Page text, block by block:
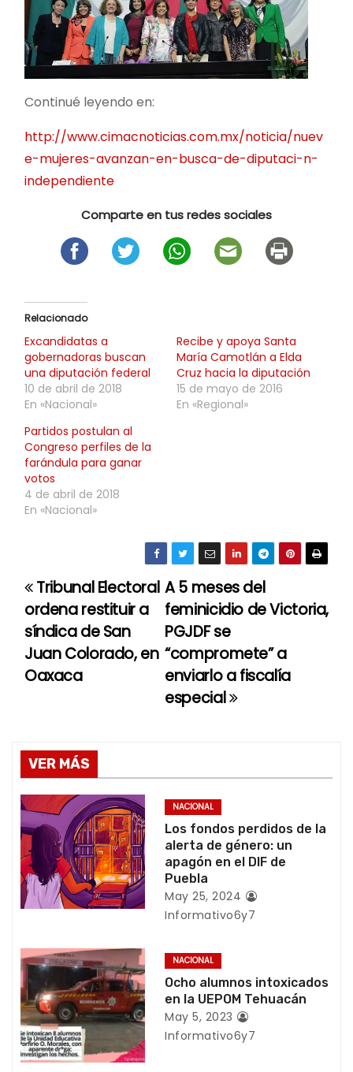
Continué leyendo en:
http://www.cimacnoticias.com.mx/noticia/nuev
e-mujeres-avanzan-en-busca-de-diputaci-n-
independiente
Comparte en tus redes sociales
Relacionado
Excandidatas a
gobernadoras buscan
una diputación federal
10 de abril de 2018
En «Nacional»
Recibe y apoya Santa
María Camotlán a Elda
Cruz hacia la diputación
15 de mayo de 2016
En «Regional»
Partidos postulan al
Congreso perfiles de la
farándula para ganar
votos
4 de abril de 2018
En «Nacional»
N
a
v
a
c
i
ó
n
e
e
n
t
A 5 meses del
feminicidio de Victoria,
PGJDF se
“compromete” a
enviarlo a fiscalía
especial
Tribunal Electoral
ordena restituir a
síndica de San
Juan Colorado, en
Oaxaca
VER MÁS
NACIONAL
Los fondos perdidos de la
alerta de género: un
apagón en el DIF de
Puebla
May 25, 2024
Informativo6y7
NACIONAL
Ocho alumnos intoxicados
en la UEPOM Tehuacán
May 5, 2023
Informativo6y7